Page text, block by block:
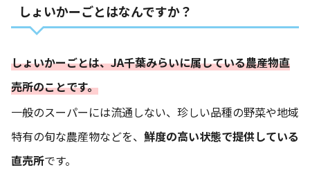
しょいかーごとはなんですか？
しょいかーごとは、JA千葉みらいに属している農産物直
売所のことです。
一般のスーパーには流通しない、珍しい品種の野菜や地域
特有の旬な農産物などを、 鮮度の高い状態で提供している
直売所です。